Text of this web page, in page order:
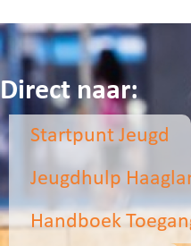
Direct naar:
Startpunt Jeugd
Jeugdhulp
Handboek